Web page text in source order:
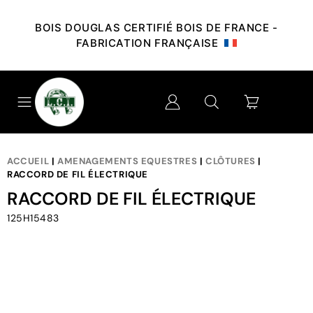
BOIS DOUGLAS CERTIFIÉ BOIS DE FRANCE -
FABRICATION FRANÇAISE
ACCUEIL |AMENAGEMENTS EQUESTRES |CLÔTURES |
RACCORD DE FIL ÉLECTRIQUE
RACCORD DE FIL ÉLECTRIQUE
125H15483